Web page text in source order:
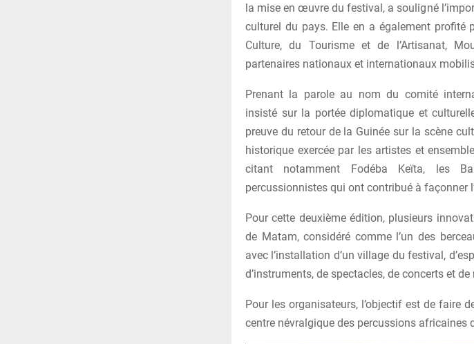
la mise en œuvre du festival, a souligné
culturel du pays. Elle en a également profité
Culture, du Tourisme et de l’Artisanat,
partenaires nationaux et internationaux
Prenant la parole au nom du comité
insisté sur la portée diplomatique et
preuve du retour de la Guinée sur la scène
historique exercée par les artistes et
citant notamment Fodéba Keïta, les
percussionnistes qui ont contribué à façonner
Pour cette deuxième édition, plusieurs
de Matam, considéré comme l’un des
avec l’installation d’un village du festival,
d’instruments, de spectacles, de concerts et
Pour les organisateurs, l’objectif est de faire
centre névralgique des percussions africaines